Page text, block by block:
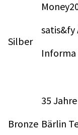
Silber
satis&fy
Informa
Bronze
35
Bärlin